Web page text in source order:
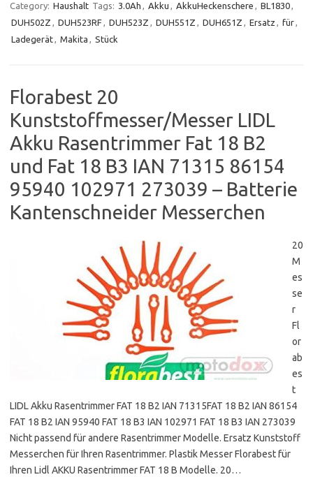
Category: Haushalt Tags: 3.0Ah , Akku , AkkuHeckenschere , BL1830,
DUH502Z , DUH523RF, DUH523Z , DUH551Z , DUH651Z , Ersatz , für,
Ladegerät, Makita , Stück
Florabest 20
Kunststoffmesser/Messer LIDL
Akku Rasentrimmer Fat 18 B2
und Fat 18 B3 IAN 71315 86154
95940 102971 273039 – Batterie
Kantenschneider Messerchen
20
M
es
se
r
Fl
or
ab
es
t
LIDL Akku Rasentrimmer FAT 18 B2 IAN 71315FAT 18 B2 IAN 86154
FAT 18 B2 IAN 95940 FAT 18 B3 IAN 102971 FAT 18 B3 IAN 273039
Nicht passend für andere Rasentrimmer Modelle. Ersatz Kunststoff
Messerchen für Ihren Rasentrimmer. Plastik Messer Florabest für
Ihren Lidl AKKU Rasentrimmer FAT 18 B Modelle. 20…